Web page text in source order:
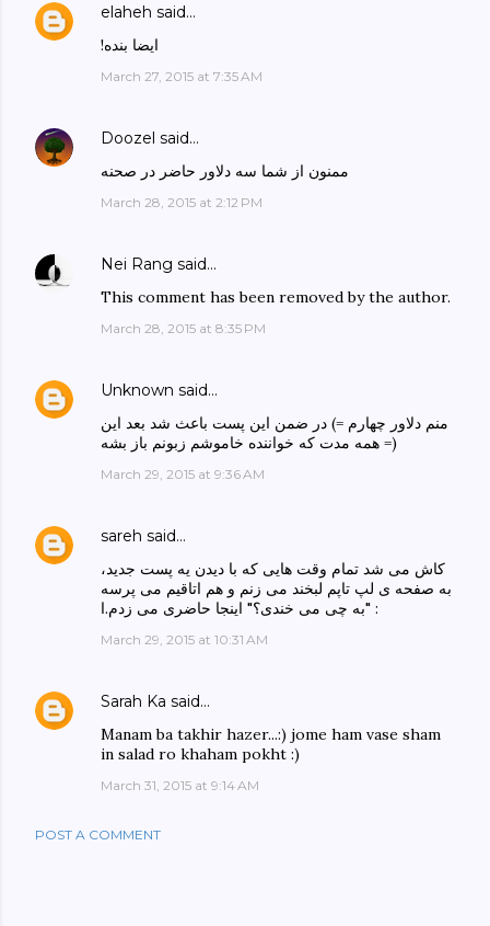
elaheh said…
!ایضا بنده
March 27, 2015 at 7:35 AM
Doozel said…
ممنون از شما سه دلاور حاضر در صحنه
March 28, 2015 at 2:12 PM
Nei Rang said…
This comment has been removed by the author.
March 28, 2015 at 8:35 PM
Unknown said…
منم دلاور چهارم =) در ضمن این پست باعث شد بعد این
همه مدت که خواننده خاموشم زبونم باز بشه =)
March 29, 2015 at 9:36 AM
sareh said…
کاش می شد تمام وقت هایی که با دیدن یه پست جدید،
به صفحه ی لپ تاپم لبخند می زنم و هم اتاقیم می پرسه
: "به چی می خندی؟" اینجا حاضری می زدم.ا
March 29, 2015 at 10:31 AM
Sarah Ka said…
Manam ba takhir hazer...:) jome ham vase sham
in salad ro khaham pokht :)
March 31, 2015 at 9:14 AM
POST A COMMENT